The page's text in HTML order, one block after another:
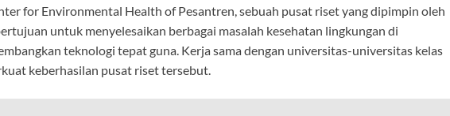
for Environmental Health of Pesantren, sebuah pusat riset yang dipimpin oleh
untuk menyelesaikan berbagai masalah kesehatan lingkungan di
teknologi tepat guna. Kerja sama dengan universitas-universitas kelas
keberhasilan pusat riset tersebut.